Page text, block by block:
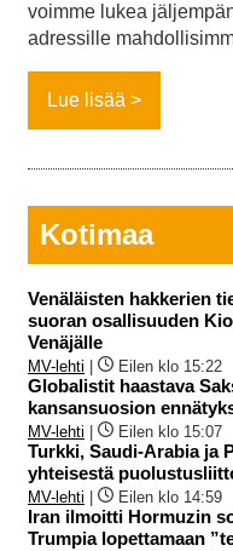
voimme lukea
adressille
Lue lisää
Kotimaa
Venäläisten hakkerien
suoran osallisuuden
Venäjälle
MV-lehti Eilen klo 15:22
Globalistit haastava
kansansuosion
MV-lehti Eilen klo 15:07
Turkki, Saudi-Arabia ja
yhteisestä
MV-lehti Eilen klo 14:59
Iran ilmoitti Hormuzin
Trumpia lopettamaan